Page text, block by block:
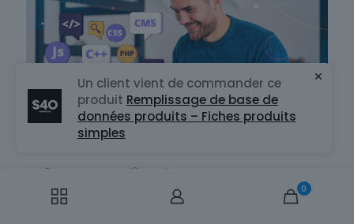
Pourquoi confier vos pages
rédactionnelles à Store4One ?
0
Un client vient de commander ce
produit Remplissage de base de
données produits – Fiches produits
simples
✕